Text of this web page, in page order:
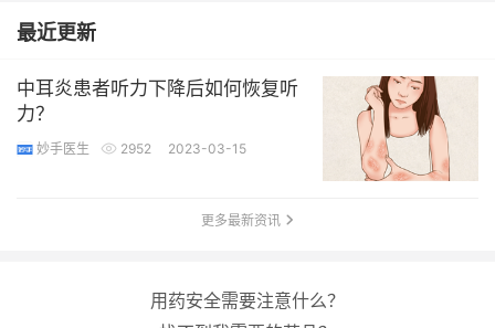
最近更新
中耳炎患者听力下降后如何恢复听
力？
妙手医生 2952 2023-03-15
更多最新资讯
用药安全需要注意什么？